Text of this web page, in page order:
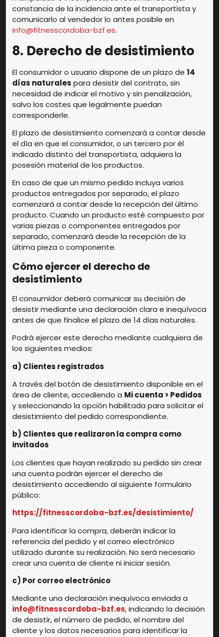
constancia de la incidencia ante el transportista y
comunicarlo al vendedor lo antes posible en
info@fitnesscordoba-bzf.es.
8. Derecho de desistimiento
El consumidor o usuario dispone de un plazo de 14
días naturales para desistir del contrato, sin
necesidad de indicar el motivo y sin penalización,
salvo los costes que legalmente puedan
corresponderle.
El plazo de desistimiento comenzará a contar desde
el día en que el consumidor, o un tercero por él
indicado distinto del transportista, adquiera la
posesión material de los productos.
En caso de que un mismo pedido incluya varios
productos entregados por separado, el plazo
comenzará a contar desde la recepción del último
producto. Cuando un producto esté compuesto por
varias piezas o componentes entregados por
separado, comenzará desde la recepción de la
última pieza o componente.
Cómo ejercer el derecho de
desistimiento
El consumidor deberá comunicar su decisión de
desistir mediante una declaración clara e inequívoca
antes de que finalice el plazo de 14 días naturales.
Podrá ejercer este derecho mediante cualquiera de
los siguientes medios:
a) Clientes registrados
A través del botón de desistimiento disponible en el
área de cliente, accediendo a Mi cuenta > Pedidos
y seleccionando la opción habilitada para solicitar el
desistimiento del pedido correspondiente.
b) Clientes que realizaron la compra como
invitados
Los clientes que hayan realizado su pedido sin crear
una cuenta podrán ejercer el derecho de
desistimiento accediendo al siguiente formulario
público:
https://fitnesscordoba-bzf.es/desistimiento/
Para identificar la compra, deberán indicar la
referencia del pedido y el correo electrónico
utilizado durante su realización. No será necesario
crear una cuenta de cliente ni iniciar sesión.
c) Por correo electrónico
Mediante una declaración inequívoca enviada a
info@fitnesscordoba-bzf.es, indicando la decisión
de desistir, el número de pedido, el nombre del
cliente y los datos necesarios para identificar la